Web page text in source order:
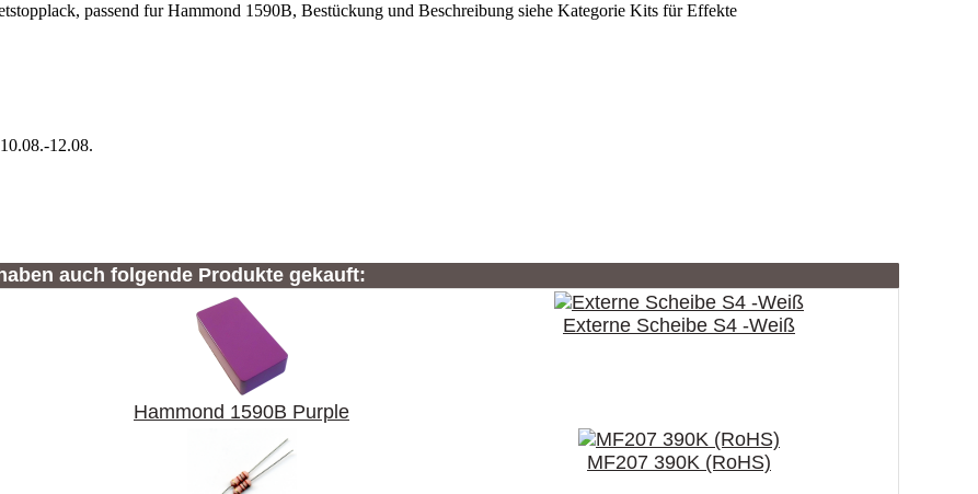
passend fur Hammond 1590B, Bestückung und Beschreibung siehe Kategorie Kits für Effekte
12.08.
auch folgende Produkte gekauft:
Hammond 1590B Purple
Externe Scheibe S4 -Weiß
MF207 390K (RoHS)